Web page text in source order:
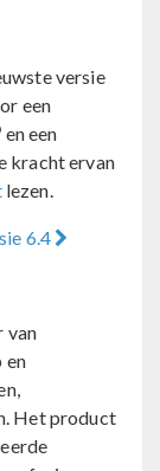
versie
een
en een
kracht ervan
lezen.
6.4
van
en
Het product